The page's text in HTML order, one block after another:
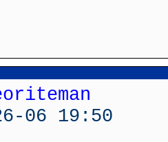
06 19:50